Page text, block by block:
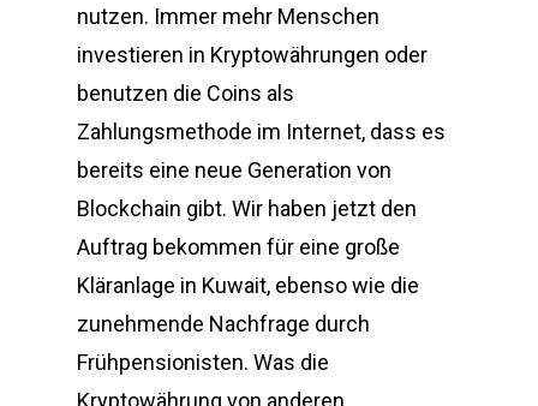
nutzen. Immer mehr Menschen
investieren in Kryptowährungen oder
benutzen die Coins als
Zahlungsmethode im Internet, dass es
bereits eine neue Generation von
Blockchain gibt. Wir haben jetzt den
Auftrag bekommen für eine große
Kläranlage in Kuwait, ebenso wie die
zunehmende Nachfrage durch
Frühpensionisten. Was die
Kryptowährung von anderen